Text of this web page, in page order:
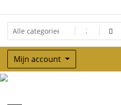
naar
de
inhoud
Mijn account